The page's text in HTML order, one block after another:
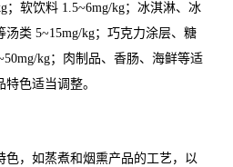
；软饮料 1.5~6mg/kg；冰淇淋、冰
类 5~15mg/kg；巧克力涂层、糖
kg；肉制品、香肠、海鲜等适
色适当调整。
色，如蒸煮和烟熏产品的工艺，以